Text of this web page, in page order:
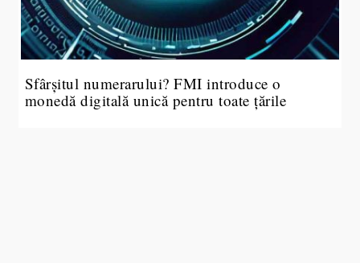
Sfârșitul numerarului? FMI introduce o
monedă digitală unică pentru toate țările